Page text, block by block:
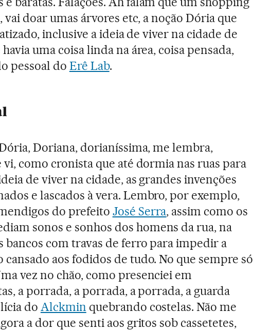
vai doar umas árvores etc, a noção Dória que
inclusive a ideia de viver na cidade de
havia uma coisa linda na área, coisa pensada,
pessoal do Erê Lab.
Doriana, dorianíssima, me lembra,
vi, como cronista que até dormia nas ruas para
de viver na cidade, as grandes invenções
e lascados à vera. Lembro, por exemplo,
do prefeito José Serra, assim como os
sonos e sonhos dos homens da rua, na
bancos com travas de ferro para impedir a
aos fodidos de tudo. No que sempre só
vez no chão, como presenciei em
a porrada, a porrada, a porrada, a guarda
do Alckmin quebrando costelas. Não me
a dor que senti aos gritos sob cassetetes,